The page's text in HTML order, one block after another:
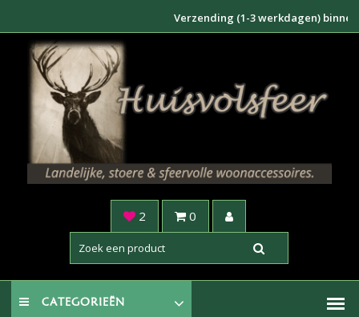
inhoud
Verzending (1-3 werkdagen) binnen NL
2 0
CATEGORIEËN